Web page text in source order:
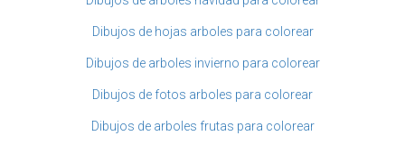
Dibujos de hojas arboles para colorear
Dibujos de arboles invierno para colorear
Dibujos de fotos arboles para colorear
Dibujos de arboles frutas para colorear